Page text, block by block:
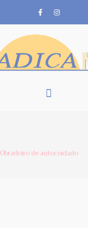
Obradoiro de autocoidado